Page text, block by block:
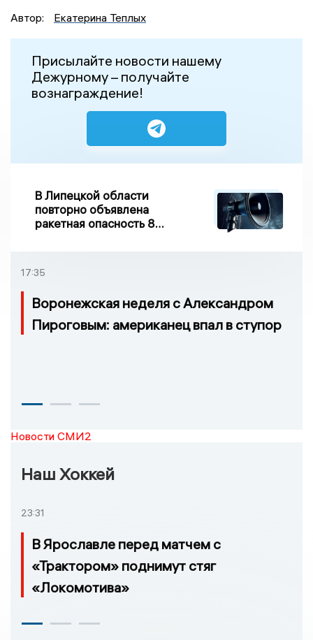
Автор:
Екатерина Теплых
Присылайте новости нашему
Дежурному – получайте
вознаграждение!
В Липецкой области
повторно объявлена
ракетная опасность 8
17:35
Воронежская неделя с Александром
Пироговым: американец впал в ступор
Новости СМИ2
Наш Хоккей
23:31
В Ярославле перед матчем с
«Трактором» поднимут стяг
«Локомотива»